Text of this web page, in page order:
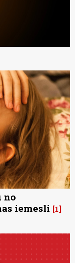
no
iemesli 1